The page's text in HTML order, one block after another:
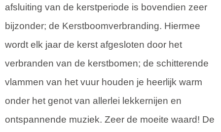
afsluiting van de kerstperiode is bovendien zeer
bijzonder; de Kerstboomverbranding. Hiermee
wordt elk jaar de kerst afgesloten door het
verbranden van de kerstbomen; de schitterende
vlammen van het vuur houden je heerlijk warm
onder het genot van allerlei lekkernijen en
ontspannende muziek. Zeer de moeite waard! De